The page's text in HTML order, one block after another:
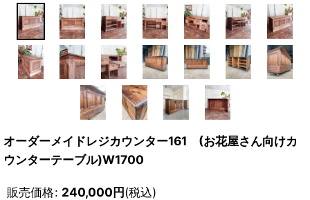
オーダーメイドレジカウンター161 (お花屋さん向けカ
ウンターテーブル)W1700
販売価格: 240,000円(税込)